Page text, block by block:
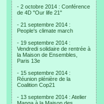
- 2 octobre 2014 : Conférence
de 4D "Our life 21"
- 21 septembre 2014 :
People's climate march
- 19 septembre 2014 :
Vendredi solidaire de rentrée à
la Maison de Ensembles,
Paris 13e
- 15 septembre 2014 :
Réunion plénière de la
Coalition Cop21
- 13 septembre 2014 : Atelier